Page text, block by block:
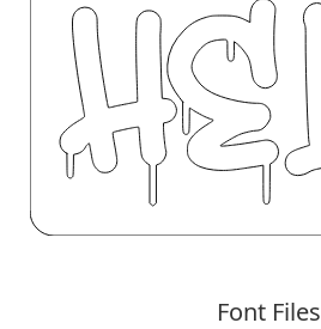
Font Files